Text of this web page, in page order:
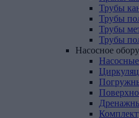
Трубы
Трубы
Трубы
Трубы
Насосное